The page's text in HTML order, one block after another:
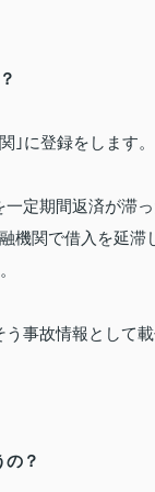
｣に登録をします。
一定期間返済が滞
機関で借入を延滞
う事故情報として
？